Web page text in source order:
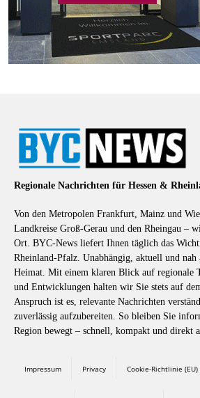
Regionale Nachrichten für Hessen &
Von den Metropolen Frankfurt, Mainz und
Landkreise Groß-Gerau und den Rheingau –
Ort. BYC-News liefert Ihnen täglich das
Rheinland-Pfalz. Unabhängig, aktuell und nah
Heimat. Mit einem klaren Blick auf regionale
und Entwicklungen halten wir Sie stets auf
Anspruch ist es, relevante Nachrichten
zuverlässig aufzubereiten. So bleiben Sie
Region bewegt – schnell, kompakt und direkt
Impressum Privacy Cookie-Richtlinie (EU)